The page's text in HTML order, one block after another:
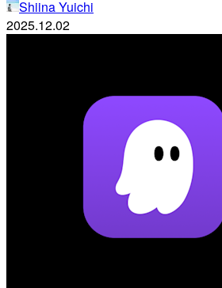
Shiina Yuichi
2025.12.02